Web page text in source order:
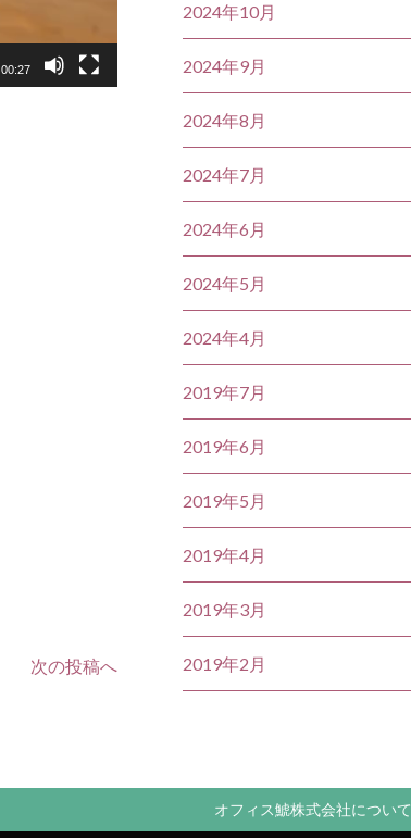
00:27
次の投稿へ
2024年10月
2024年9月
2024年8月
2024年7月
2024年6月
2024年5月
2024年4月
2019年7月
2019年6月
2019年5月
2019年4月
2019年3月
2019年2月
オフィス鯱株式会社について